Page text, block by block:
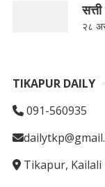
२८
TIKAPUR DAILY
091-560935
Tikapur, Kailali